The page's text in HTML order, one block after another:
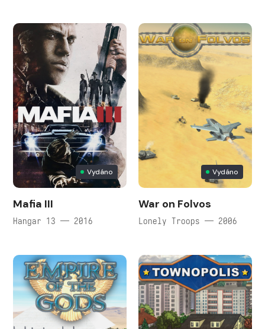
Vydáno
Mafia III
Hangar 13 — 2016
Vydáno
War on Folvos
Lonely Troops — 2006